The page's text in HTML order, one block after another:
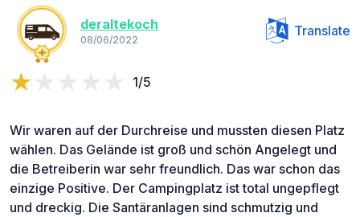
deraltekoch
08/06/2022
Translate
1/5
Wir waren auf der Durchreise und mussten diesen Platz
wählen. Das Gelände ist groß und schön Angelegt und
die Betreiberin war sehr freundlich. Das war schon das
einzige Positive. Der Campingplatz ist total ungepflegt
und dreckig. Die Santäranlagen sind schmutzig und